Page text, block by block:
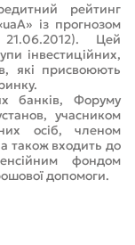
рейтинг
із прогнозом
Цей
інвестиційних,
які присвоюють
банків, Форуму
учасником
осіб, членом
також входить до
фондом
допомоги.